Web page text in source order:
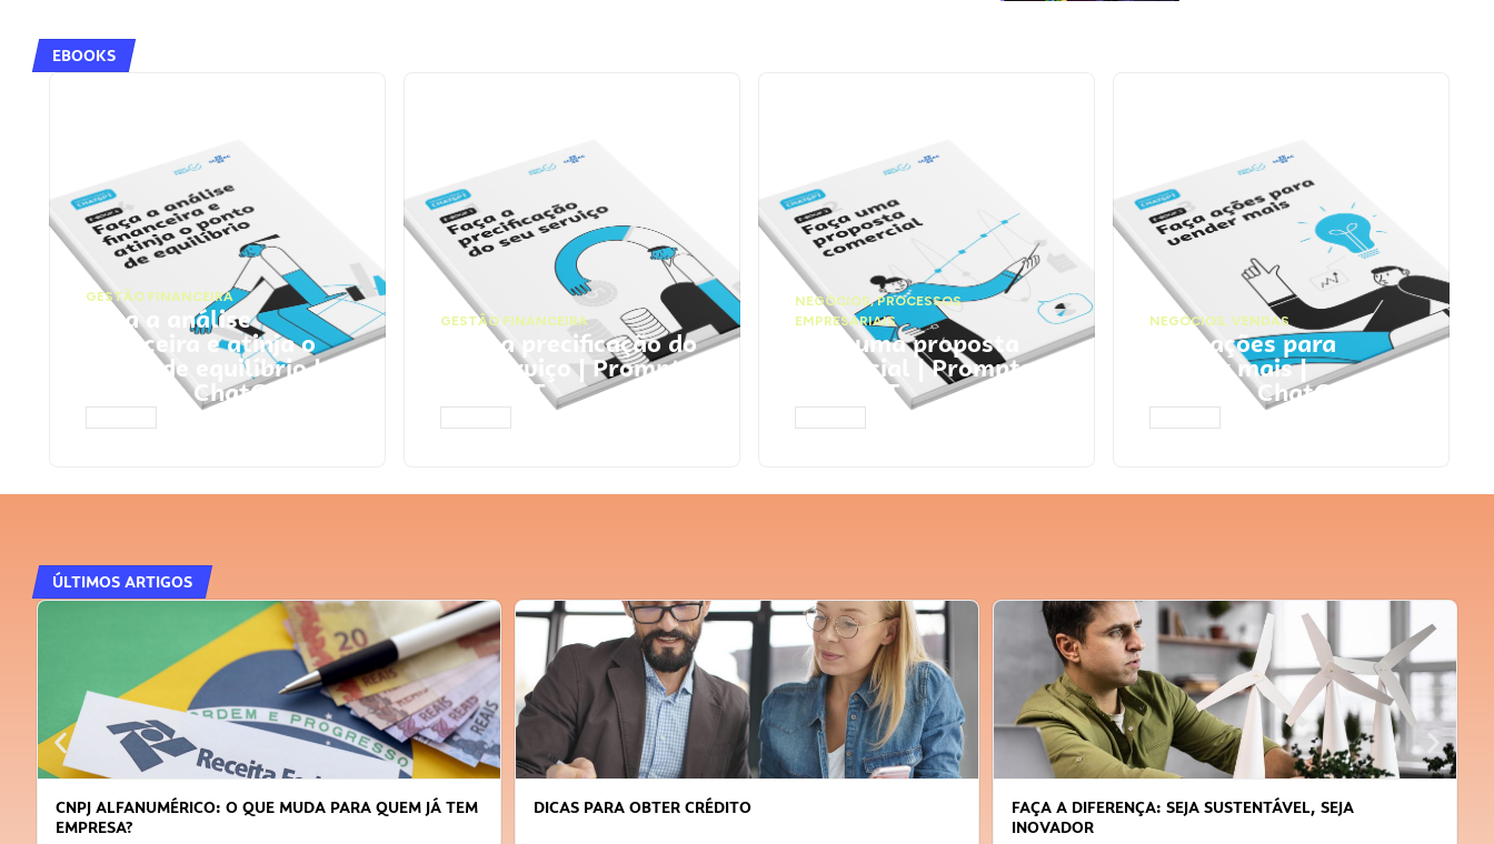
EBOOKS
GESTÃO FINANCEIRA
Faça a análise
financeira e atinja o
ponto de equilíbrio |
Prompts ChatGPT
GESTÃO FINANCEIRA
Faça a precificação do
seu serviço | Prompts
ChatGPT
NEGÓCIOS,PROCESSOS
EMPRESARIAIS
Faça uma proposta
comercial | Prompts
ChatGPT
NEGÓCIOS, VENDAS
Faça ações para
vender mais |
Prompts ChatGPT
ÚLTIMOS ARTIGOS
DICAS PARA OBTER CRÉDITO
FAÇA A DIFERENÇA: SEJA SUSTENTÁVEL, SEJA
APRENDA A GERENCIAR O SEU TEMPO